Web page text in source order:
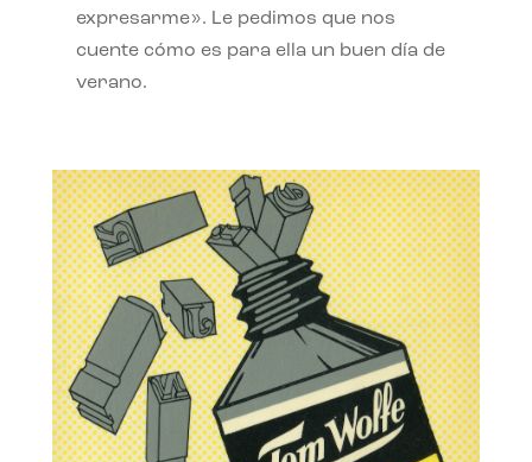
expresarme». Le pedimos que nos
cuente cómo es para ella un buen día de
verano.